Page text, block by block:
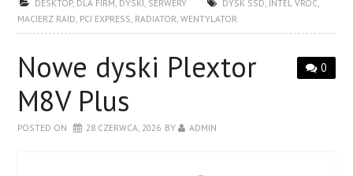
DESKTOP, DLA FIRM, DYSKI, SERWERY DYSK SSD, INTEL VROC,
MACIERZ RAID, PCI EXPRESS, RADIATOR,WENTYLATOR
0
Nowe dyski Plextor
M8V Plus
POSTED ON 28 CZERWCA, 2026 BY ADMIN